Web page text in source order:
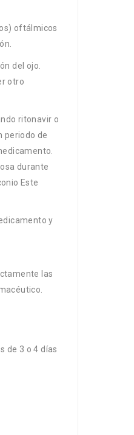
oftálmicos
del ojo.
otro
ritonavir o
periodo de
durante
Este
y
las
de 3 o 4 días